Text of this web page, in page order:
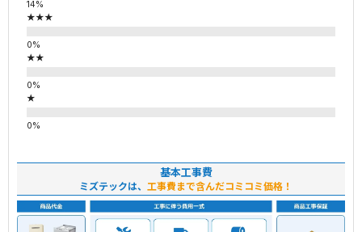
★★★
★★
★
基本工事費
ミズテックは、 工事費まで含んだコミコミ価格！